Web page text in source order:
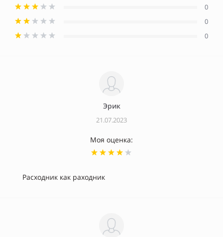
0
0
0
Эрик
21.07.2023
Моя оценка:
Расходник как раходник